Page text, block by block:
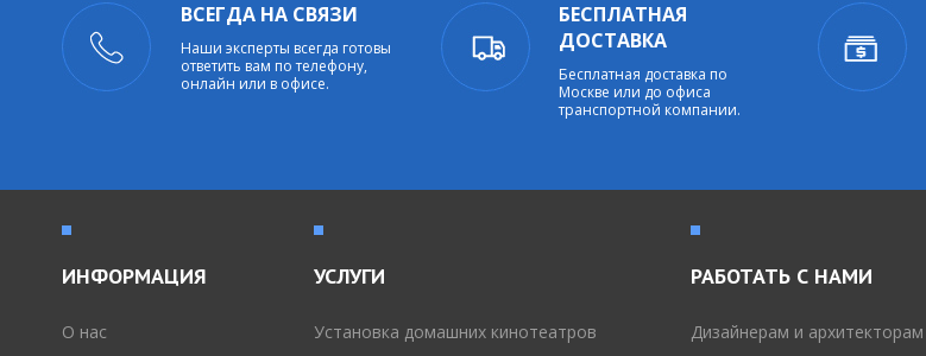
ВСЕГДА НА СВЯЗИ
Наши эксперты всегда готовы
ответить вам по телефону,
онлайн или в офисе.
БЕСПЛАТНАЯ
ДОСТАВКА
Бесплатная доставка по
Москве или до офиса
транспортной компании.
ИНФОРМАЦИЯ
O нас
УСЛУГИ
Установка домашних кинотеатров
РАБОТАТЬ С НАМИ
Дизайнерам и архитекторам